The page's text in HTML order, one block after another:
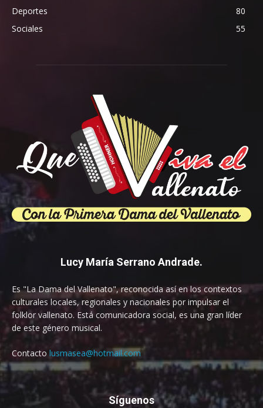
Deportes
80
Sociales
55
Lucy María Serrano Andrade.
Es "La Dama del Vallenato", reconocida así en los contextos
culturales locales, regionales y nacionales por impulsar el
folklor vallenato. Está comunicadora social, es una gran líder
de este género musical.
Contacto lusmasea@hotmail.com
Síguenos